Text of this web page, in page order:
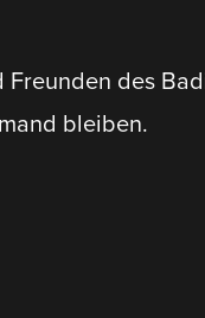
Freunden des
bleiben.